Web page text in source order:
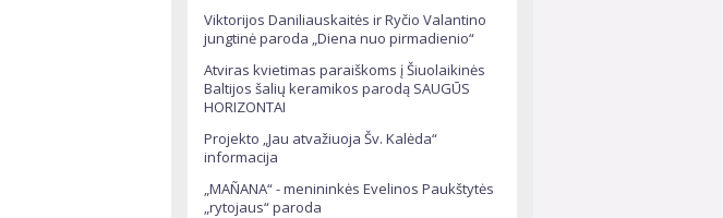
Viktorijos Daniliauskaitės ir Ryčio Valantino
jungtinė paroda „Diena nuo pirmadienio“
Atviras kvietimas paraiškoms į Šiuolaikinės
Baltijos šalių keramikos parodą SAUGŪS
HORIZONTAI
Projekto „Jau atvažiuoja Šv. Kalėda“
informacija
„MAÑANA“ - menininkės Evelinos Paukštytės
„rytojaus“ paroda